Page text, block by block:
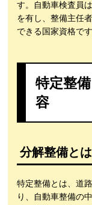
す。自動車検査員
を有し、整備主任
できる国家資格です
特定整
容
分解整備とは
特定整備とは、道
り、自動車整備の